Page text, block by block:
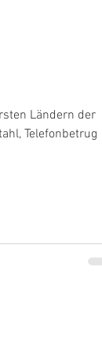
Ländern der
Telefonbetrug